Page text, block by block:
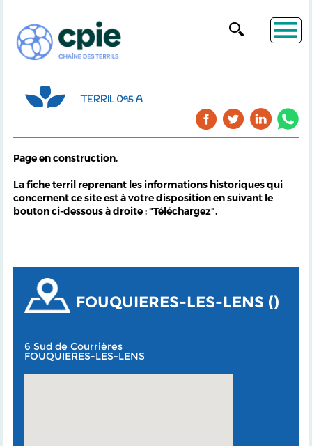
TERRIL 095 A
Page en construction.
La fiche terril reprenant les informations historiques qui
concernent ce site est à votre disposition en suivant le
bouton ci-dessous à droite : "Téléchargez".
FOUQUIERES-LES-LENS ()
6 Sud de Courrières
FOUQUIERES-LES-LENS